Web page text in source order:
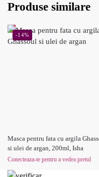
Produse similare
-14%
Masca pentru fata cu argila
si ulei de argan, 200ml, Isha
Conecteaza-te pentru a vedea pretul